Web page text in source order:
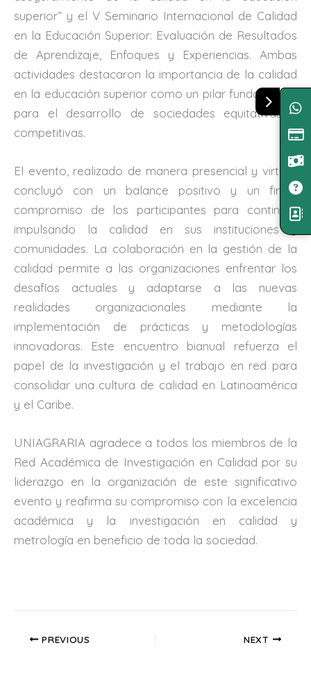
superior” y el V Seminario Internacional de Calidad
en la Educación Superior: Evaluación de Resultados
de Aprendizaje, Enfoques y Experiencias. Ambas
actividades destacaron la importancia de la calidad
en la educación superior como un pilar fundamental
para el desarrollo de sociedades equitativas y
competitivas.
El evento, realizado de manera presencial y virtual,
concluyó con un balance positivo y un firme
compromiso de los participantes para continuar
impulsando la calidad en sus instituciones y
comunidades. La colaboración en la gestión de la
calidad permite a las organizaciones enfrentar los
desafíos actuales y adaptarse a las nuevas
realidades organizacionales mediante la
implementación de prácticas y metodologías
innovadoras. Este encuentro bianual refuerza el
papel de la investigación y el trabajo en red para
consolidar una cultura de calidad en Latinoamérica
y el Caribe.
UNIAGRARIA agradece a todos los miembros de la
Red Académica de Investigación en Calidad por su
liderazgo en la organización de este significativo
evento y reafirma su compromiso con la excelencia
académica y la investigación en calidad y
metrología en beneficio de toda la sociedad.
PREVIOUS NEXT